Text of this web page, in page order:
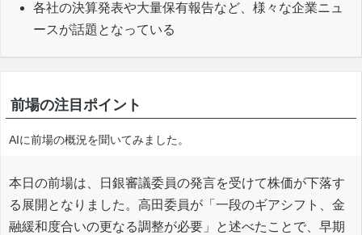
各社の決算発表や大量保有報告など、様々な企業ニュ
ースが話題となっている
前場の注目ポイント
AIに前場の概況を聞いてみました。
本日の前場は、日銀審議委員の発言を受けて株価が下落す
る展開となりました。高田委員が「一段のギアシフト、金
融緩和度合いの更なる調整が必要」と述べたことで、早期